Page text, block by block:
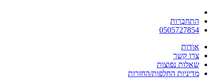
התחברות
0505727854
אודות
צרו קשר
שאלות נפוצות
מדיניות החלפות/החזרות